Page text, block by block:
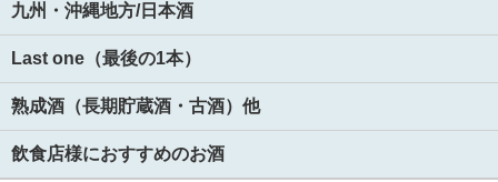
九州・沖縄地方/日本酒
Last one（最後の1本）
熟成酒（長期貯蔵酒・古酒）他
飲食店様におすすめのお酒